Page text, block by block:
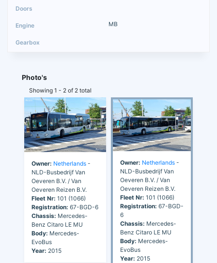
MB
Photo's
Showing 1 - 2 of 2 total
Owner: Netherlands -
NLD-Busbedrijf Van
Oeveren B.V. / Van
Oeveren Reizen B.V.
Fleet Nr: 101 (1066)
Registration: 67-BGD-6
Chassis: Mercedes-
Benz Citaro LE MU
Body: Mercedes-
EvoBus
Year: 2015
Owner: Netherlands -
NLD-Busbedrijf Van
Oeveren B.V. / Van
Oeveren Reizen B.V.
Fleet Nr: 101 (1066)
Registration: 67-BGD-
6
Chassis: Mercedes-
Benz Citaro LE MU
Body: Mercedes-
EvoBus
Year: 2015